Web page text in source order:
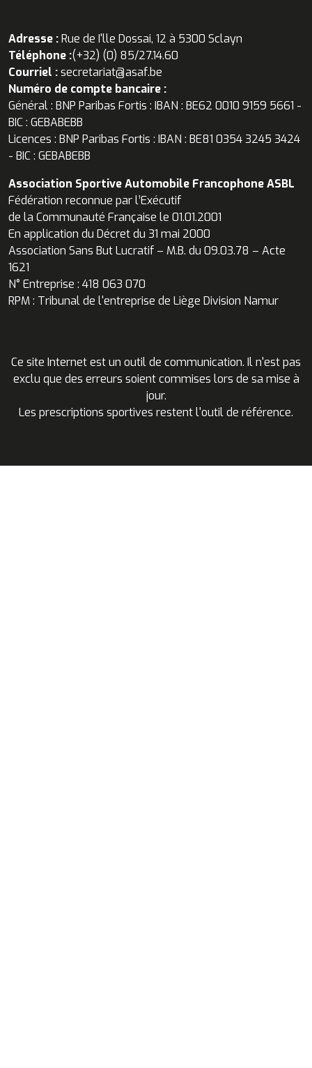
Adresse :Rue de I'lle Dossai, 12 à 5300 Sclayn
Téléphone :(+32) (0) 85/27.14.60
Courriel :secretariat@asaf.be
Numéro de compte bancaire :
Général : BNP Paribas Fortis : IBAN : BE62 0010 9159 5661 -
BIC : GEBABEBB
Licences : BNP Paribas Fortis : IBAN : BE81 0354 3245 3424
- BIC : GEBABEBB
Association Sportive Automobile Francophone ASBL
Fédération reconnue par l’Exécutif
de la Communauté Française le 01.01.2001
En application du Décret du 31 mai 2000
Association Sans But Lucratif – M.B. du 09.03.78 – Acte
1621
N° Entreprise : 418 063 070
RPM : Tribunal de l'entreprise de Liège Division Namur
Ce site Internet est un outil de communication. Il n'est pas
exclu que des erreurs soient commises lors de sa mise à
jour.
Les prescriptions sportives restent l'outil de référence.